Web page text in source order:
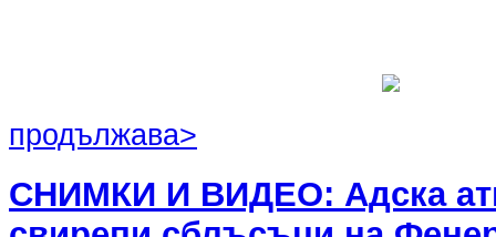
продължава>
СНИМКИ И ВИДЕО: Адска